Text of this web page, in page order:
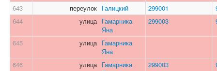
643
переулок Галицкий 299001
644
улица Гамарника
Яна
299003
645 улица Гамарника
Яна
646
улица Гамарника
299003